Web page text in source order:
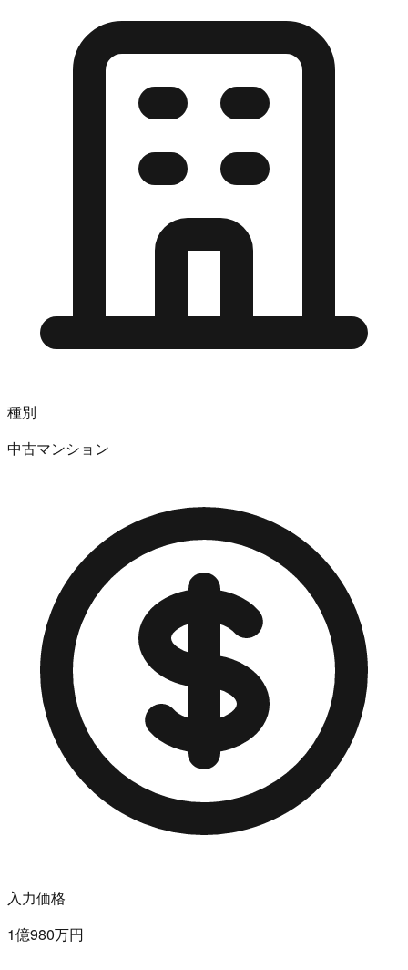
種別
中古マンション
入力価格
1億980万円